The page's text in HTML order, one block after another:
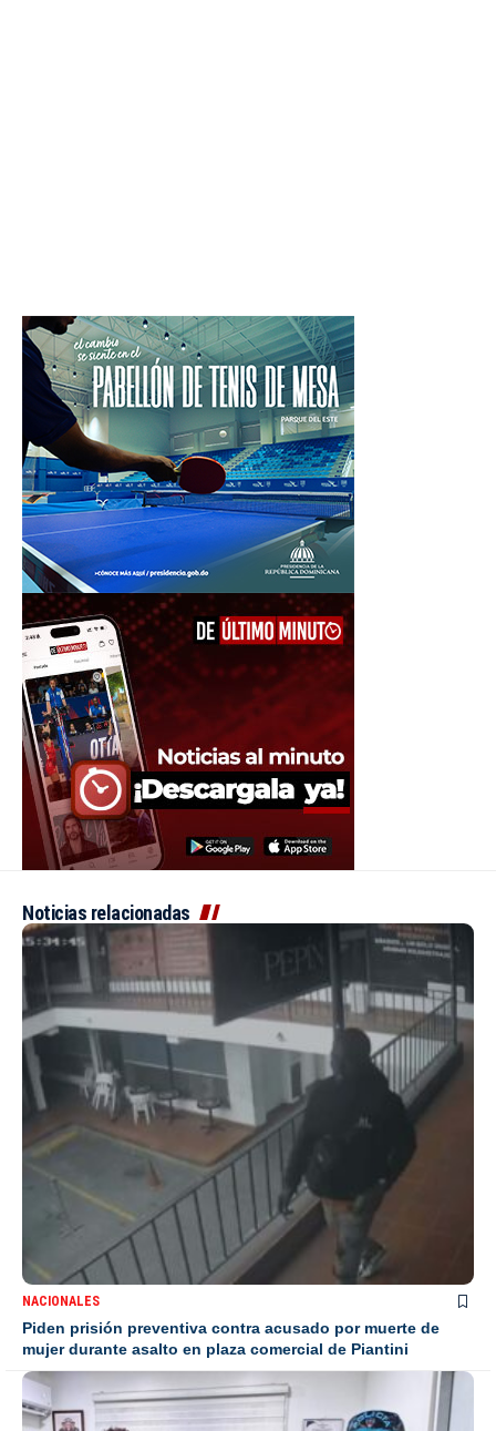
Noticias relacionadas
NACIONALES
Piden prisión preventiva contra acusado por muerte de
mujer durante asalto en plaza comercial de Piantini